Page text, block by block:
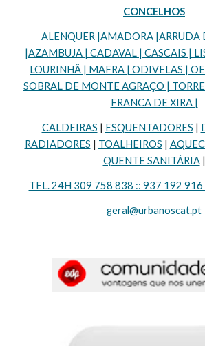
CONCELHOS
ALENQUER |AMADORA |ARRUDA
|AZAMBUJA | CADAVAL | CASCAIS |
LOURINHÃ | MAFRA | ODIVELAS |
SOBRAL DE MONTE AGRAÇO |
FRANCA DE XIRA |
CALDEIRAS | ESQUENTADORES |
RADIADORES | TOALHEIROS |
QUENTE SANITÁRIA |
TEL. 24H 309 758 838 :: 937 192
geral@urbanoscat.pt